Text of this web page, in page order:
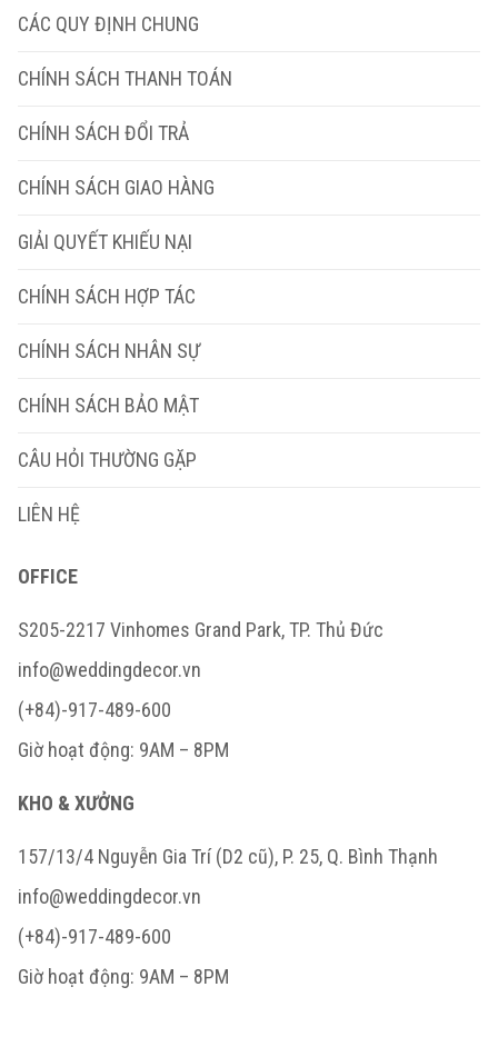
CÁC QUY ĐỊNH CHUNG
CHÍNH SÁCH THANH TOÁN
CHÍNH SÁCH ĐỔI TRẢ
CHÍNH SÁCH GIAO HÀNG
GIẢI QUYẾT KHIẾU NẠI
CHÍNH SÁCH HỢP TÁC
CHÍNH SÁCH NHÂN SỰ
CHÍNH SÁCH BẢO MẬT
CÂU HỎI THƯỜNG GẶP
LIÊN HỆ
OFFICE
S205-2217 Vinhomes Grand Park, TP. Thủ Đức
info@weddingdecor.vn
(+84)-917-489-600
Giờ hoạt động: 9AM – 8PM
KHO & XƯỞNG
157/13/4 Nguyễn Gia Trí (D2 cũ), P. 25, Q. Bình Thạnh
info@weddingdecor.vn
(+84)-917-489-600
Giờ hoạt động: 9AM – 8PM